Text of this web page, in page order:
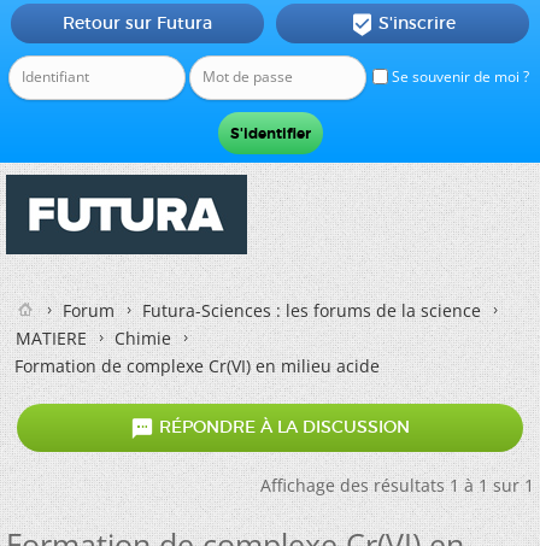
Se souvenir de moi ?
Retour sur Futura  S'inscrire
Forum
Futura-Sciences : les forums de la science
MATIERE
Chimie
Formation de complexe Cr(VI) en milieu acide
 RÉPONDRE À LA DISCUSSION
Affichage des résultats 1 à 1 sur 1